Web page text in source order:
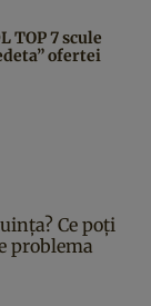
TOP 7 scule
ofertei
Ce poți
problema